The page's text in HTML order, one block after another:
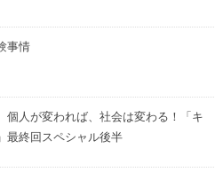
事情
個人が変われば、社会は変わる！「キ
最終回スペシャル後半